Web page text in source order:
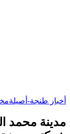
أخبار طنجة-أصيلة
مدينة